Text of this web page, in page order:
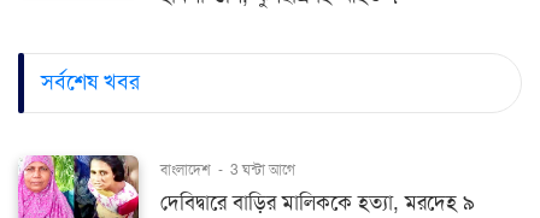
সর্বশেষ খবর
বাংলাদেশ - 3 ঘন্টা আগে
দেবিদ্বারে বাড়ির মালিককে হত্যা, মরদেহ ৯